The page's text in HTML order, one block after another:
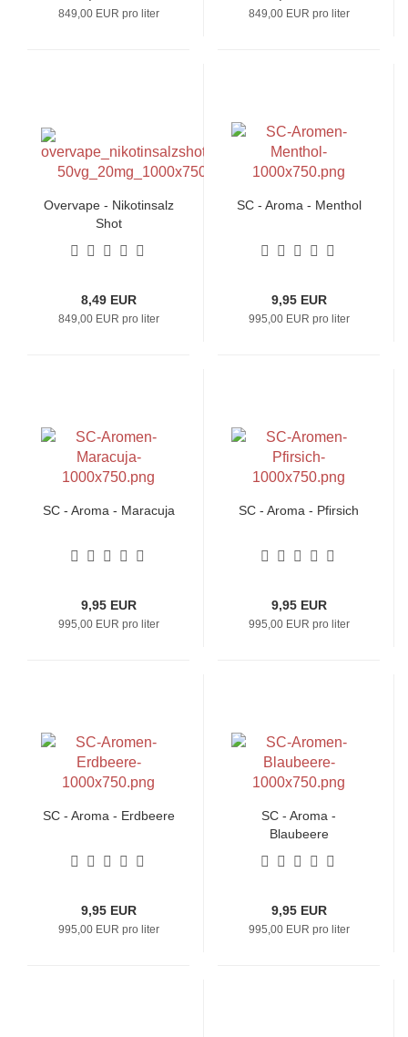
849,00 EUR pro liter 849,00 EUR pro liter
Overvape - Nikotinsalz
Shot
8,49 EUR
849,00 EUR pro liter
SC - Aroma - Menthol
9,95 EUR
995,00 EUR pro liter
SC - Aroma - Maracuja
9,95 EUR
995,00 EUR pro liter
SC - Aroma - Pfirsich
9,95 EUR
995,00 EUR pro liter
SC - Aroma - Erdbeere
9,95 EUR
995,00 EUR pro liter
SC - Aroma -
Blaubeere
9,95 EUR
995,00 EUR pro liter